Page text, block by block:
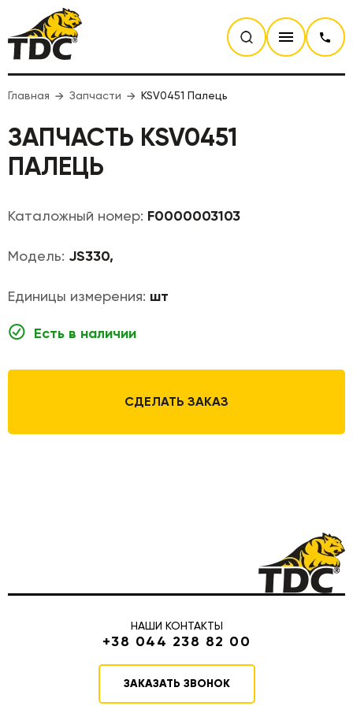
Главная Запчасти KSV0451 Палець
ЗАПЧАСТЬ KSV0451
ПАЛЕЦЬ
Каталожный номер: F0000003103
Модель: JS330,
Единицы измерения: шт
Есть в наличии
СДЕЛАТЬ ЗАКАЗ
НАШИ КОНТАКТЫ
+38 044 238 82 00
ЗАКАЗАТЬ ЗВОНОК